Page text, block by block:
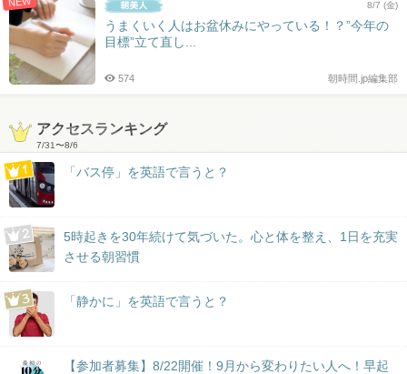
8/7 (金)
うまくいく人はお盆休みにやっている！？”今年の
目標”立て直し...
朝時間.jp編集部
574
アクセスランキング
7/31〜8/6
「バス停」を英語で言うと？
5時起きを30年続けて気づいた。心と体を整え、1日を充実
させる朝習慣
「静かに」を英語で言うと？
【参加者募集】8/22開催！9月から変わりたい人へ！早起